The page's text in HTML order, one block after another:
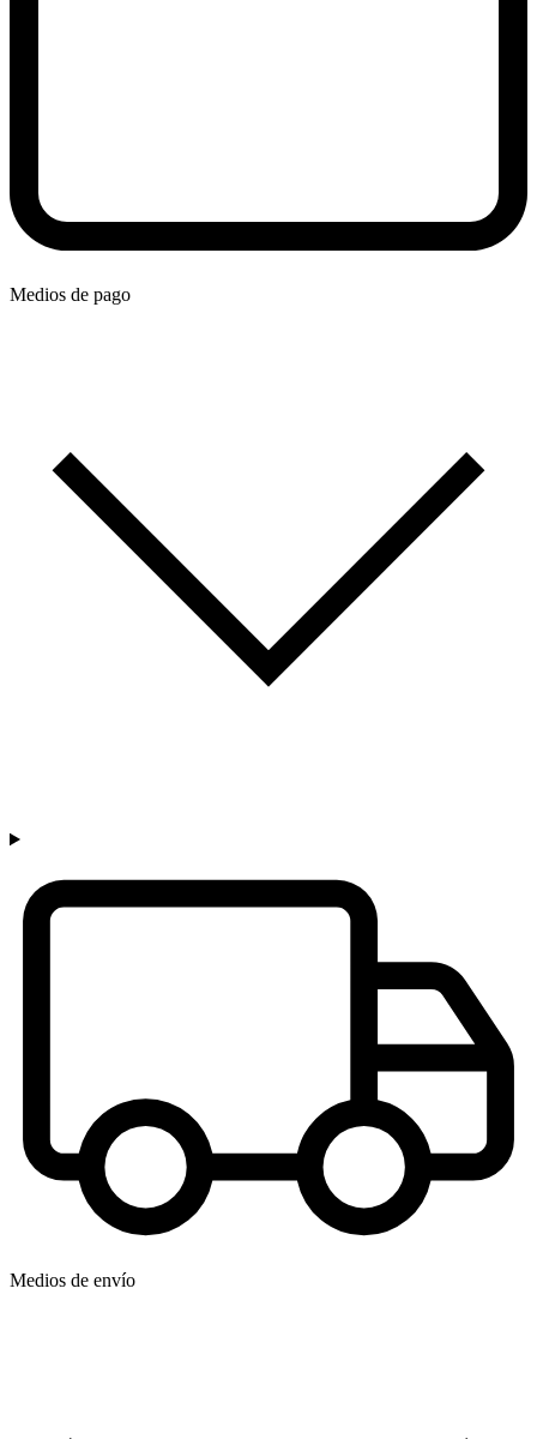
Medios de pago
Medios de envío